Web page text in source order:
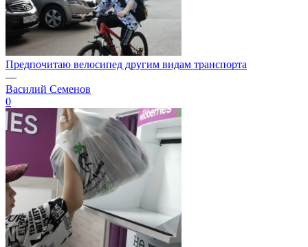
Предпочитаю велосипед другим видам транспорта
—
Василий Семенов
0